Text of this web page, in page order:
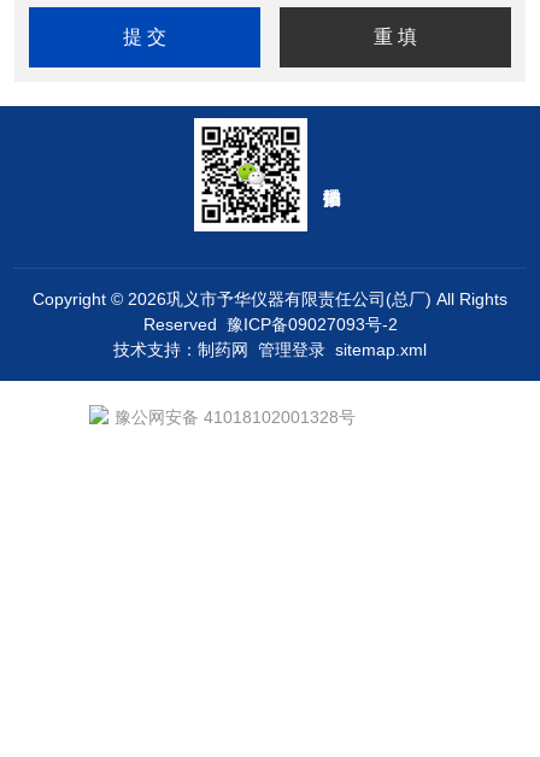
Copyright © 2026巩义市予华仪器有限责任公司(总厂) All Rights
Reserved 豫ICP备09027093号-2
技术支持： 制药网 管理登录 sitemap.xml
豫公网安备 41018102001328号